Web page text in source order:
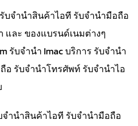
บจำนำสินค้าไอที รับจำนำมือถือ
และ ของแบรนด์เนมต่างๆ
รับจำนำ Imac บริการ รับจำนำ
อ รับจำนำโทรศัพท์ รับจำนำไอ
จำนำสินค้าไอที รับจำนำมือถือ